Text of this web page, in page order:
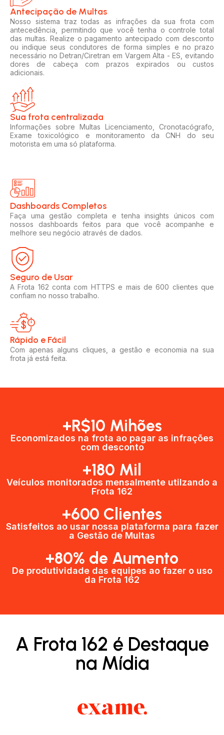
Antecipação de Multas
Nosso sistema traz todas as infrações da sua frota com
antecedência, permitindo que você tenha o controle total
das multas. Realize o pagamento antecipado com desconto
ou indique seus condutores de forma simples e no prazo
necessário no Detran/Ciretran em Vargem Alta - ES, evitando
dores de cabeça com prazos expirados ou custos
adicionais.
Sua frota centralizada​
Informações sobre Multas Licenciamento, Cronotacógrafo,
Exame toxicológico e monitoramento da CNH do seu
motorista em uma só plataforma.
Dashboards Completos​​
Faça uma gestão completa e tenha insights únicos com
nossos dashboards feitos para que você acompanhe e
melhore seu negócio através de dados.
Seguro de Usar​
A Frota 162 conta com HTTPS e mais de 600 clientes que
confiam no nosso trabalho.
Rápido e Fácil​
Com apenas alguns cliques, a gestão e economia na sua
frota já está feita.
+R$10 Mihões
Economizados na frota ao pagar as infrações
com desconto
+180 Mil
Veículos monitorados mensalmente utilzando a
Frota 162
+600 Clientes​
Satisfeitos ao usar nossa plataforma para fazer
a Gestão de Multas​
+80% de Aumento
De produtividade das equipes ao fazer o uso
da Frota 162​
A Frota 162 é Destaque
na Mídia